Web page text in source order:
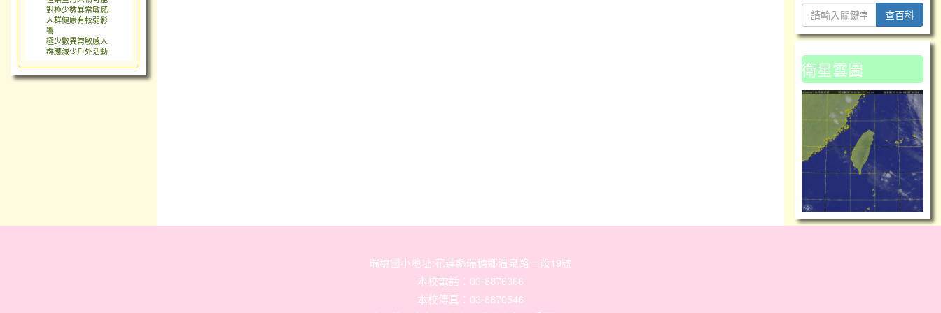
對極少數異常敏感
人群健康有較弱影
響
極少數異常敏感人
群應減少戶外活動
查百科
衛星雲圖
瑞穗國小地址:花蓮縣瑞穗鄉溫泉路一段19號
本校電話：03-8876366
本校傳真：03-8870546